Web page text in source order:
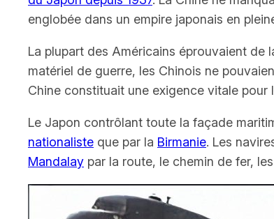
englobée dans un empire japonais en
La plupart des Américains éprouvaient de
matériel de guerre, les Chinois ne
Chine constituait une exigence vitale
Le Japon contrôlant toute la façade
nationaliste que par la Birmanie. Les
Mandalay par la route, le chemin de fer,